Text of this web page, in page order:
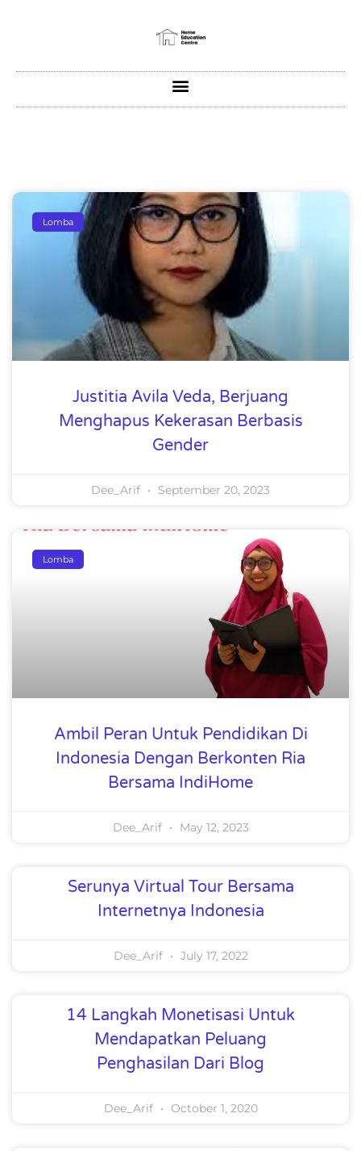
Lomba
Justitia Avila Veda, Berjuang
Menghapus Kekerasan Berbasis
Gender
Dee_Arif September 20, 2023
Lomba
Ambil Peran Untuk Pendidikan Di
Indonesia Dengan Berkonten Ria
Bersama IndiHome
Dee_Arif May 12, 2023
Serunya Virtual Tour Bersama
Internetnya Indonesia
Dee_Arif July 17, 2022
14 Langkah Monetisasi Untuk
Mendapatkan Peluang
Penghasilan Dari Blog
Dee_Arif October 1, 2020